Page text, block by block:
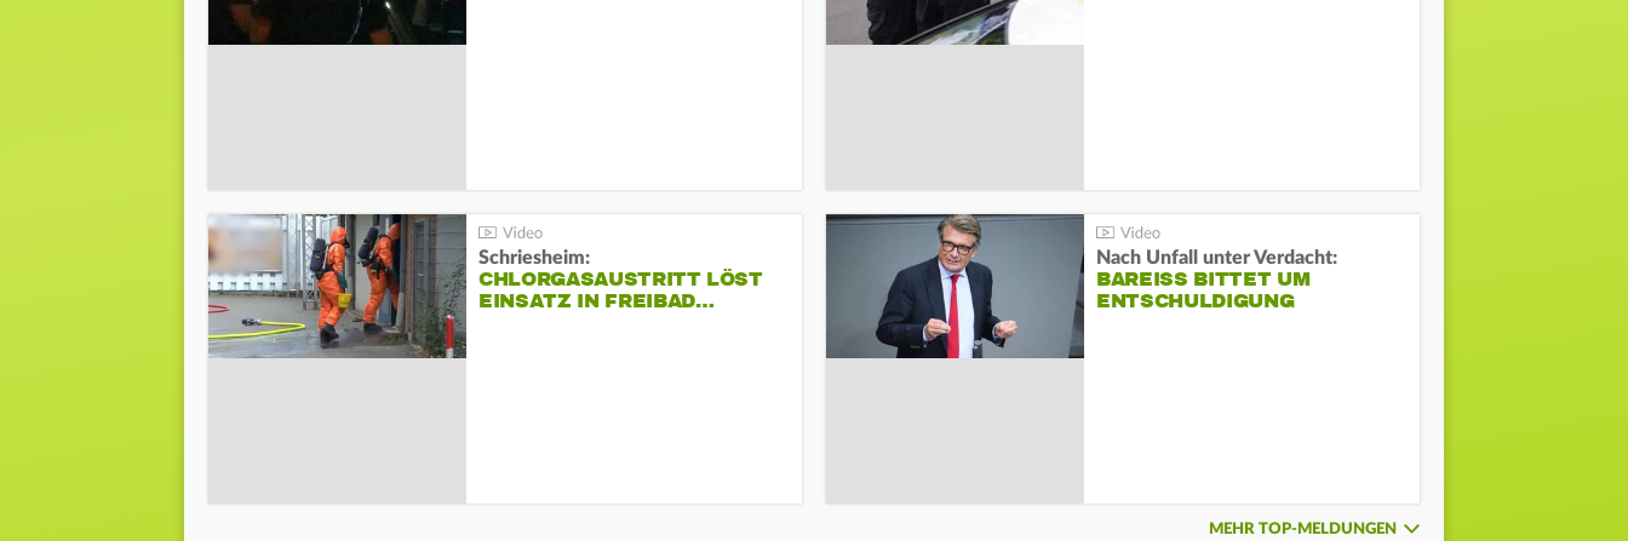
Schriesheim:
CHLORGASAUSTRITT LÖST
EINSATZ IN FREIBAD…
Nach Unfall unter Verdacht:
BAREISS BITTET UM E
NTSCHULDIGUNG
MEHR TOP-MELDUNGEN